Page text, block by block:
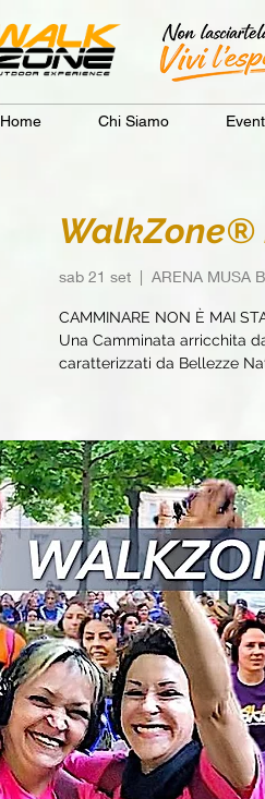
Home Chi Siamo
WalkZone®
sab 21 set
  |
ARENA MUSA
CAMMINARE NON È MAI
Una Camminata arricchita
caratterizzati da Bellezze